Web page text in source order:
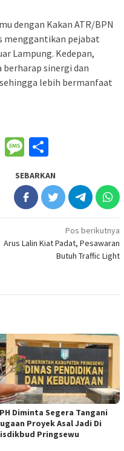
dengan Kakan ATR/BPN
menggantikan pejabat
Lampung. Kedepan,
sinergi dan
lebih bermanfaat
WeChatMessage
SEBARKAN
Pos berikutnya
Arus Lalin Kiat Padat, Pesawaran
Butuh Traffic Light
Diminta Segera Tangani
Proyek Asal Jadi Di
Pringsewu